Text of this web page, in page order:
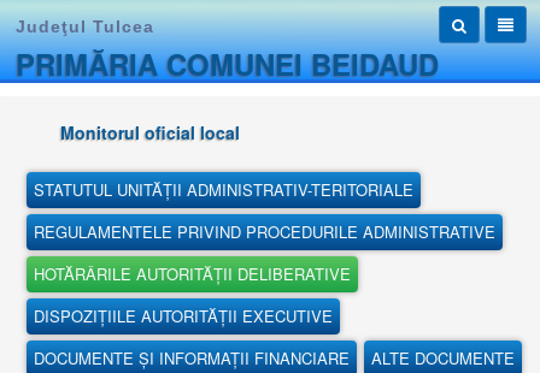
Judeţul Tulcea
PRIMĂRIA COMUNEI BEIDAUD
Monitorul oficial local
STATUTUL UNITĂȚII ADMINISTRATIV-TERITORIALE
REGULAMENTELE PRIVIND PROCEDURILE ADMINISTRATIVE
HOTĂRÂRILE AUTORITĂȚII DELIBERATIVE
DISPOZIȚIILE AUTORITĂȚII EXECUTIVE
DOCUMENTE ȘI INFORMAȚII FINANCIARE
ALTE DOCUMENTE